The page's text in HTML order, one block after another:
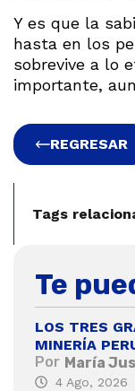
Y es que la
hasta en los
sobrevive a lo
importante,
REGRESAR
Tags
Te
LOS TRES
MINERÍA
Por María
4 Ago, 2026